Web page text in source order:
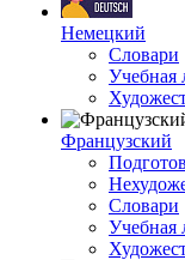
Немецкий
Словари
Учебная
Французский
Словари
Учебная